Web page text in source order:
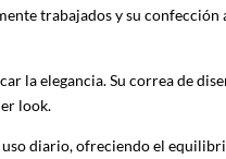
trabajados y su confección
la elegancia. Su correa de
look.
uso diario, ofreciendo el